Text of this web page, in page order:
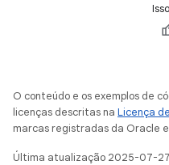
O conteúdo e os exemplos de
licenças descritas na Licença
marcas registradas da Oracle
Última atualização 2025-07-27